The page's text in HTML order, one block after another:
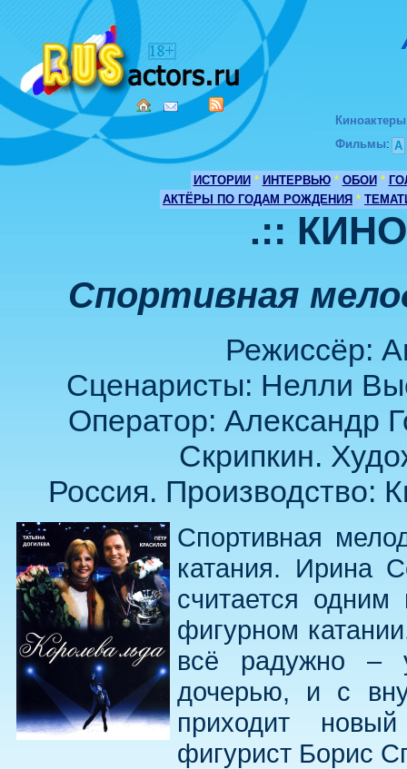
Киноактеры
Фильмы: А
ИСТОРИИ * ИНТЕРВЬЮ * ОБОИ *
АКТЁРЫ ПО ГОДАМ РОЖДЕНИЯ *
.::
Спортивная
Режиссёр:
Сценаристы: Нелли
Оператор: Александр
Скрипкин.
Россия. Производство:
Спортивная
катания. Ирина
считается
фигурном
всё радужно –
дочерью, и с
приходит
фигурист Борис